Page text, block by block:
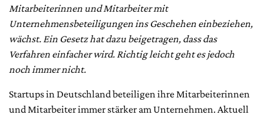
Mitarbeiterinnen und Mitarbeiter mit
Unternehmensbeteiligungen ins Geschehen einbeziehen,
wächst. Ein Gesetz hat dazu beigetragen, dass das
Verfahren einfacher wird. Richtig leicht geht es jedoch
noch immer nicht.
Startups in Deutschland beteiligen ihre Mitarbeiterinnen
und Mitarbeiter immer stärker am Unternehmen. Aktuell